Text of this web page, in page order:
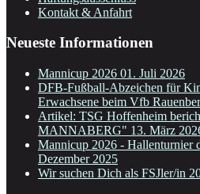
Kontakt & Anfahrt
Neueste Informationen
Mannicup 2026 01. Juli 2026
DFB-Fußball-Abzeichen für
Erwachsene beim Vfb
Artikel: TSG Hoffenheim
MANNABERG" 13. März
Mannicup 2026 - Hallenturnier
Dezember 2025
Wir suchen Dich als FSJler/in